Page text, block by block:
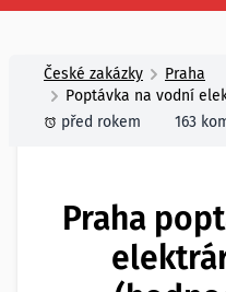
České zakázky
Praha
Poptávka na vodní
před rokem
163
Praha